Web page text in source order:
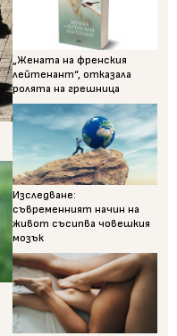
„Жената на френския
лейтенант“, отказала
ролята на грешница
Изследване:
съвременният начин на
живот съсипва човешкия
мозък